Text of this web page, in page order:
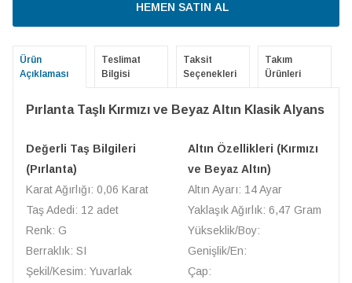
HEMEN SATIN AL
Ürün
Açıklaması
Teslimat
Bilgisi
Taksit
Seçenekleri
Takım
Ürünleri
Pırlanta Taşlı Kırmızı ve Beyaz Altın Klasik Alyans
Değerli Taş Bilgileri
(Pırlanta)
Karat Ağırlığı: 0,06 Karat
Taş Adedi: 12 adet
Renk: G
Berraklık: SI
Şekil/Kesim: Yuvarlak
Altın Özellikleri (Kırmızı
ve Beyaz Altın)
Altın Ayarı: 14 Ayar
Yaklaşık Ağırlık: 6,47 Gram
Yükseklik/Boy:
Genişlik/En:
Çap: